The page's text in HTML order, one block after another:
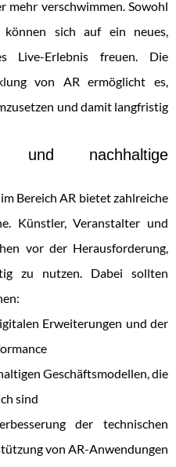
mehr verschwimmen. Sowohl
sich auf ein neues,
Live-Erlebnis freuen. Die
von AR ermöglicht es,
und damit langfristig
und nachhaltige
Bereich AR bietet zahlreiche
Künstler, Veranstalter und
vor der Herausforderung,
zu nutzen. Dabei sollten
Erweiterungen und der
Geschäftsmodellen, die
sind
der technischen
von AR-Anwendungen